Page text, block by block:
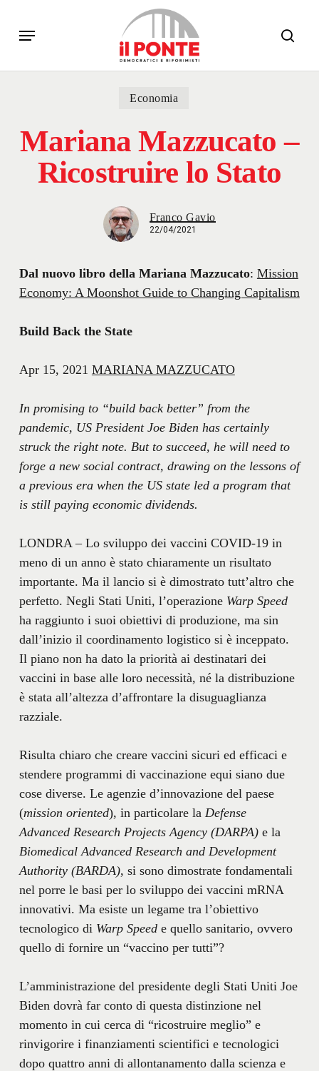
main
Menu
Economia
Mariana Mazzucato –
Ricostruire lo Stato
Franco Gavio
22/04/2021
Dal nuovo libro della Mariana Mazzucato: Mission
Economy: A Moonshot Guide to Changing Capitalism
Build Back the State
Apr 15, 2021 MARIANA MAZZUCATO
In promising to “build back better” from the
pandemic, US President Joe Biden has certainly
struck the right note. But to succeed, he will need to
forge a new social contract, drawing on the lessons of
a previous era when the US state led a program that
is still paying economic dividends.
LONDRA – Lo sviluppo dei vaccini COVID-19 in
meno di un anno è stato chiaramente un risultato
importante. Ma il lancio si è dimostrato tutt’altro che
perfetto. Negli Stati Uniti, l’operazione Warp Speed​​
ha raggiunto i suoi obiettivi di produzione, ma sin
dall’inizio il coordinamento logistico si è inceppato.
Il piano non ha dato la priorità ai destinatari dei
vaccini in base alle loro necessità, né la distribuzione
è stata all’altezza d’affrontare la disuguaglianza
razziale.
Risulta chiaro che creare vaccini sicuri ed efficaci e
stendere programmi di vaccinazione equi siano due
cose diverse. Le agenzie d’innovazione del paese
(mission oriented), in particolare la Defense
Advanced Research Projects Agency (DARPA)e la
Biomedical Advanced Research and Development
Authority (BARDA), si sono dimostrate fondamentali
nel porre le basi per lo sviluppo dei vaccini mRNA
innovativi. Ma esiste un legame tra l’obiettivo
tecnologico di Warp Speede quello sanitario, ovvero
quello di fornire un “vaccino per tutti”?
L’amministrazione del presidente degli Stati Uniti Joe
Biden dovrà far conto di questa distinzione nel
momento in cui cerca di “ricostruire meglio” e
rinvigorire i finanziamenti scientifici e tecnologici
dopo quattro anni di allontanamento dalla scienza e